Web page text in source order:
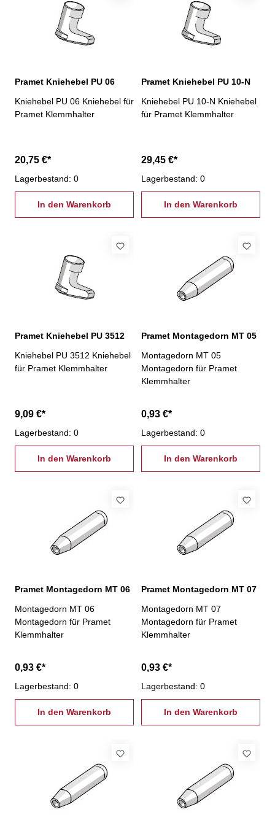
Pramet Kniehebel PU 06
Kniehebel PU 06 Kniehebel für
Pramet Klemmhalter
20,75 €*
Lagerbestand: 0
In den Warenkorb
Pramet Kniehebel PU 10-N
Kniehebel PU 10-N Kniehebel
für Pramet Klemmhalter
29,45 €*
Lagerbestand: 0
In den Warenkorb
Pramet Kniehebel PU 3512
Kniehebel PU 3512 Kniehebel
für Pramet Klemmhalter
9,09 €*
Lagerbestand: 0
In den Warenkorb
Pramet Montagedorn MT 05
Montagedorn MT 05
Montagedorn für Pramet
Klemmhalter
0,93 €*
Lagerbestand: 0
In den Warenkorb
Pramet Montagedorn MT 06
Montagedorn MT 06
Montagedorn für Pramet
Klemmhalter
0,93 €*
Lagerbestand: 0
In den Warenkorb
Pramet Montagedorn MT 07
Montagedorn MT 07
Montagedorn für Pramet
Klemmhalter
0,93 €*
Lagerbestand: 0
In den Warenkorb